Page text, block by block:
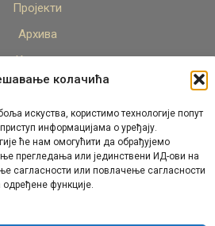
колачића
искуства, користимо технологије попут
информацијама о уређају.
ће нам омогућити да обрађујемо
прегледања или јединствени ИД-ови на
сагласности или повлачење сагласности
функције.
Пројекти
Архива
Контакт
завод Републике Српске.